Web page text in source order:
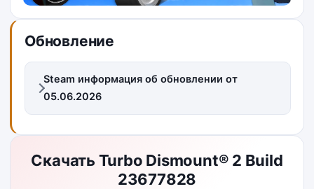
Обновление
Steam информация об обновлении от
05.06.2026
Скачать Turbo Dismount® 2 Build
23677828